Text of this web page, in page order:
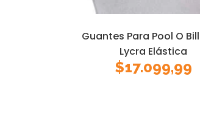
Guantes Para Pool O
Lycra Elástica
$17.099,99